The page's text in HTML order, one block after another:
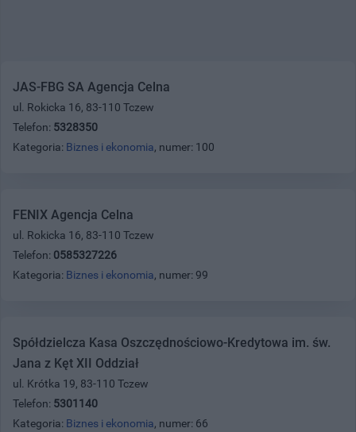
JAS-FBG SA Agencja Celna
ul. Rokicka 16, 83-110 Tczew
Telefon: 5328350
Kategoria: Biznes i ekonomia, numer: 100
FENIX Agencja Celna
ul. Rokicka 16, 83-110 Tczew
Telefon: 0585327226
Kategoria: Biznes i ekonomia, numer: 99
Spółdzielcza Kasa Oszczędnościowo-Kredytowa im. św.
Jana z Kęt XII Oddział
ul. Krótka 19, 83-110 Tczew
Telefon: 5301140
Kategoria: Biznes i ekonomia, numer: 66